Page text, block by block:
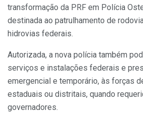
transformação da PRF em Polícia
destinada ao patrulhamento de
hidrovias federais.
Autorizada, a nova polícia também
serviços e instalações federais e
emergencial e temporário, às forças
estaduais ou distritais, quando
governadores.